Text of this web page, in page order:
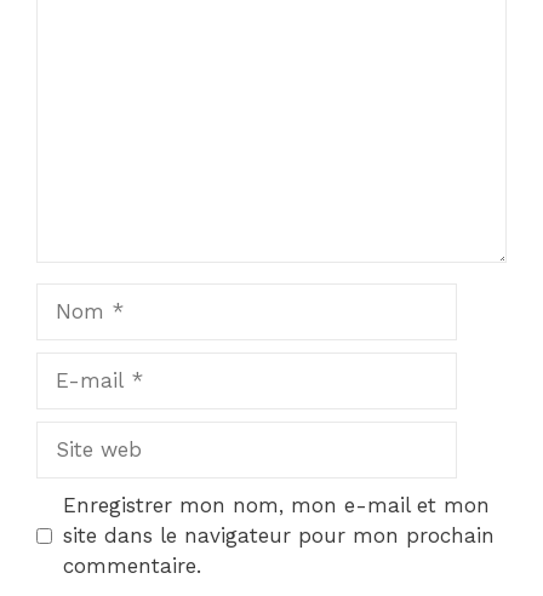
mail
web
Enregistrer mon nom, mon e-mail et mon
site dans le navigateur pour mon prochain
commentaire.